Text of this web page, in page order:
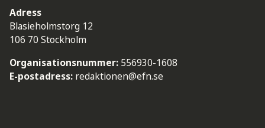
Adress
Blasieholmstorg 12
106 70 Stockholm
Organisationsnummer: 556930-1608
E-postadress: redaktionen@efn.se